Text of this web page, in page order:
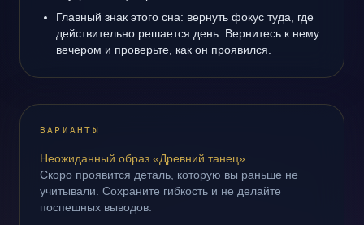
Главный знак этого сна: вернуть фокус туда, где
действительно решается день. Вернитесь к нему
вечером и проверьте, как он проявился.
ВАРИАНТЫ
Неожиданный образ «Древний танец»
Скоро проявится деталь, которую вы раньше не
учитывали. Сохраните гибкость и не делайте
поспешных выводов.